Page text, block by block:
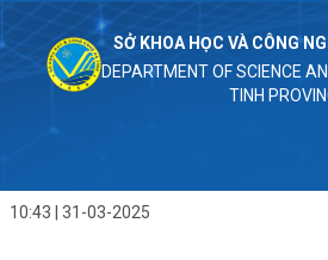
SỞ KHOA HỌC VÀ CÔNG
DEPARTMENT OF SCIENCE
TINH
10:43 | 31-03-2025